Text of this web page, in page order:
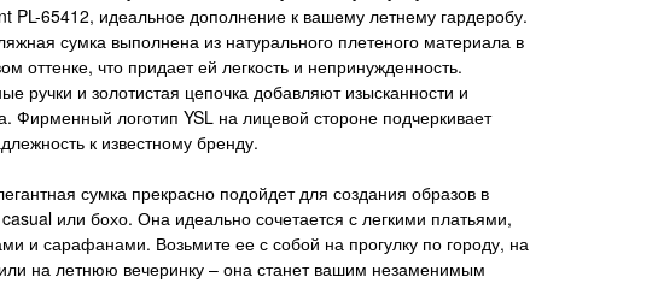
PL-65412, идеальное дополнение к вашему летнему гардеробу.
сумка выполнена из натурального плетеного материала в
оттенке, что придает ей легкость и непринужденность.
ручки и золотистая цепочка добавляют изысканности и
Фирменный логотип YSL на лицевой стороне подчеркивает
к известному бренду.
сумка прекрасно подойдет для создания образов в
или бохо. Она идеально сочетается с легкими платьями,
и сарафанами. Возьмите ее с собой на прогулку по городу, на
на летнюю вечеринку – она станет вашим незаменимым